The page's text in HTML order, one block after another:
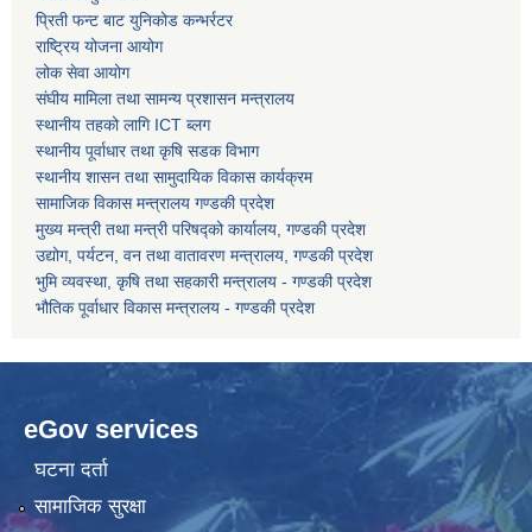
प्रिती फन्ट बाट युनिकोड कन्भर्रटर
राष्ट्रिय योजना आयोग
लोक सेवा आयोग
संघीय मामिला तथा सामन्य प्रशासन मन्त्रालय
स्थानीय तहको लागि ICT ब्लग
स्थानीय पूर्वाधार तथा कृषि सडक विभाग
स्थानीय शासन तथा सामुदायिक विकास कार्यक्रम
सामाजिक विकास मन्त्रालय गण्डकी प्रदेश
मुख्य मन्त्री तथा मन्त्री परिषद्को कार्यालय, गण्डकी प्रदेश
उद्योग, पर्यटन, वन तथा वातावरण मन्त्रालय, गण्डकी प्रदेश
भुमि व्यवस्था, कृषि तथा सहकारी मन्त्रालय - गण्डकी प्रदेश
भौतिक पूर्वाधार विकास मन्त्रालय - गण्डकी प्रदेश
eGov services
घटना दर्ता
सामाजिक सुरक्षा